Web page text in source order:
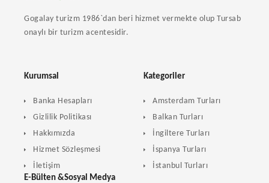
Gogalay turizm 1986`dan beri hizmet vermekte olup Tursab
onaylı bir turizm acentesidir.
Kurumsal
Banka Hesapları
Gizlilik Politikası
Hakkımızda
Hizmet Sözleşmesi
İletişim
Kategoriler
Amsterdam Turları
Balkan Turları
İngiltere Turları
İspanya Turları
İstanbul Turları
E-Bülten &Sosyal Medya